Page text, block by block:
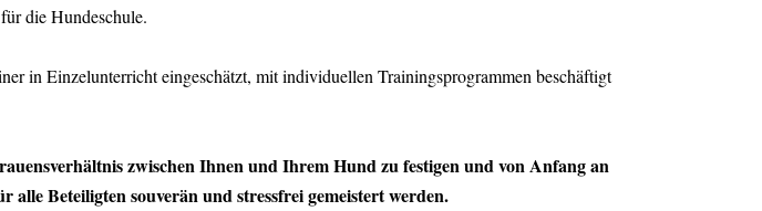
die Hundeschule.
in Einzelunterricht eingeschätzt, mit individuellen Trainingsprogrammen beschäftigt
zwischen Ihnen und Ihrem Hund zu festigen und von Anfang an
Beteiligten souverän und stressfrei gemeistert werden.